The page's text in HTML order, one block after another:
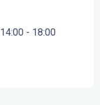
14:00 - 18:00